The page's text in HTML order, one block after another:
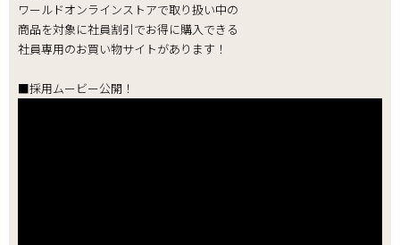
ワールドオンラインストアで取り扱い中の
商品を対象に社員割引でお得に購入できる
社員専用のお買い物サイトがあります！
■採用ムービー公開！